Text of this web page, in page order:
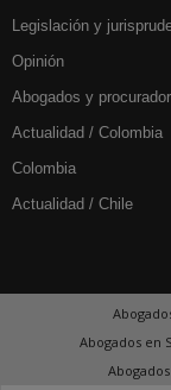
Legislación y
Opinión
Abogados y
Actualidad / Colombia
Colombia
Actualidad / Chile
Abogados en